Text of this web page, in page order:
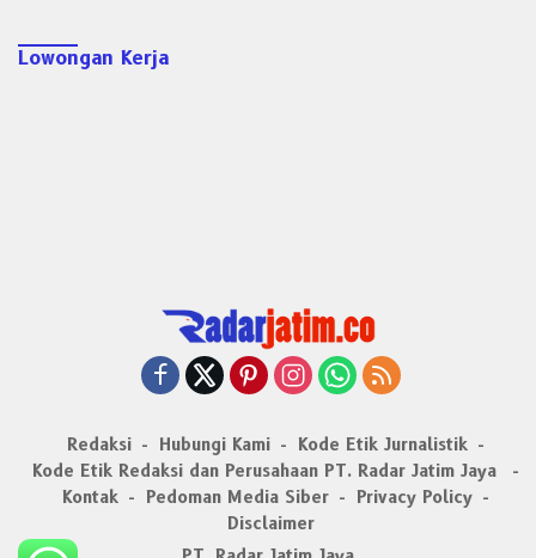
Lowongan Kerja
Redaksi Hubungi Kami
Kode Etik Jurnalistik
Kode Etik Redaksi dan Perusahaan PT. Radar Jatim Jaya
Kontak
Pedoman Media Siber
Privacy Policy
Disclaimer